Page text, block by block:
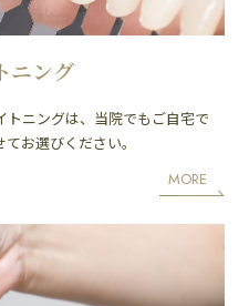
ニング
ニングは、当院でもご自宅で
お選びください。
MORE